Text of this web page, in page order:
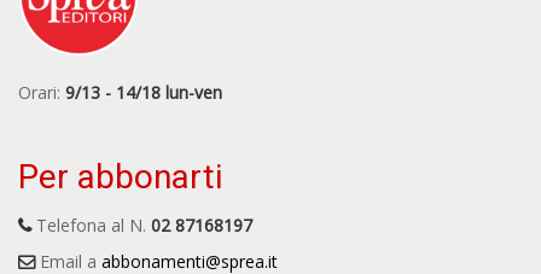
Orari: 9/13 - 14/18 lun-ven
Per abbonarti
Telefona al N. 02 87168197
Email a abbonamenti@sprea.it